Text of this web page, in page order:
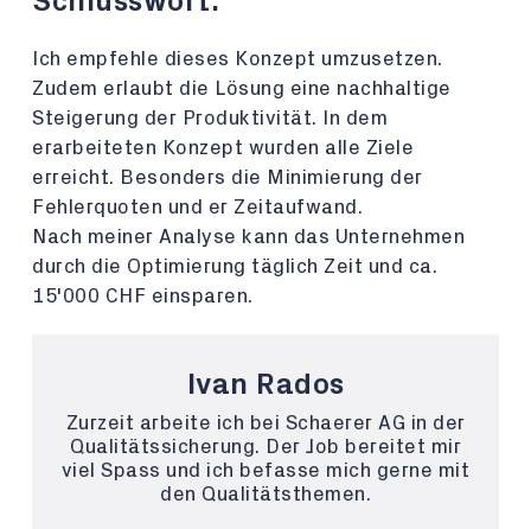
Ich empfehle dieses Konzept umzusetzen.
Zudem erlaubt die Lösung eine nachhaltige
Steigerung der Produktivität. In dem
erarbeiteten Konzept wurden alle Ziele
erreicht. Besonders die Minimierung der
Fehlerquoten und er Zeitaufwand.
Nach meiner Analyse kann das Unternehmen
durch die Optimierung täglich Zeit und ca.
15'000 CHF einsparen.
Ivan Rados
Zurzeit arbeite ich bei Schaerer AG in der
Qualitätssicherung. Der Job bereitet mir
viel Spass und ich befasse mich gerne mit
den Qualitätsthemen.